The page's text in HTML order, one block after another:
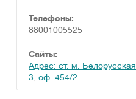
Телефоны:
88001005525
Сайты:
Адрес: ст. м. Белорусская
3, оф. 454/2